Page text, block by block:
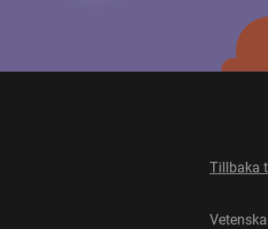
Tillbaka